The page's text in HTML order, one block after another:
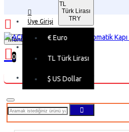
Üye Girişi
TL
Türk Lirası
TRY
€Euro
TL Türk Lirası
$ US Dollar
Menu
0
Alışveriş sepetiniz boş!